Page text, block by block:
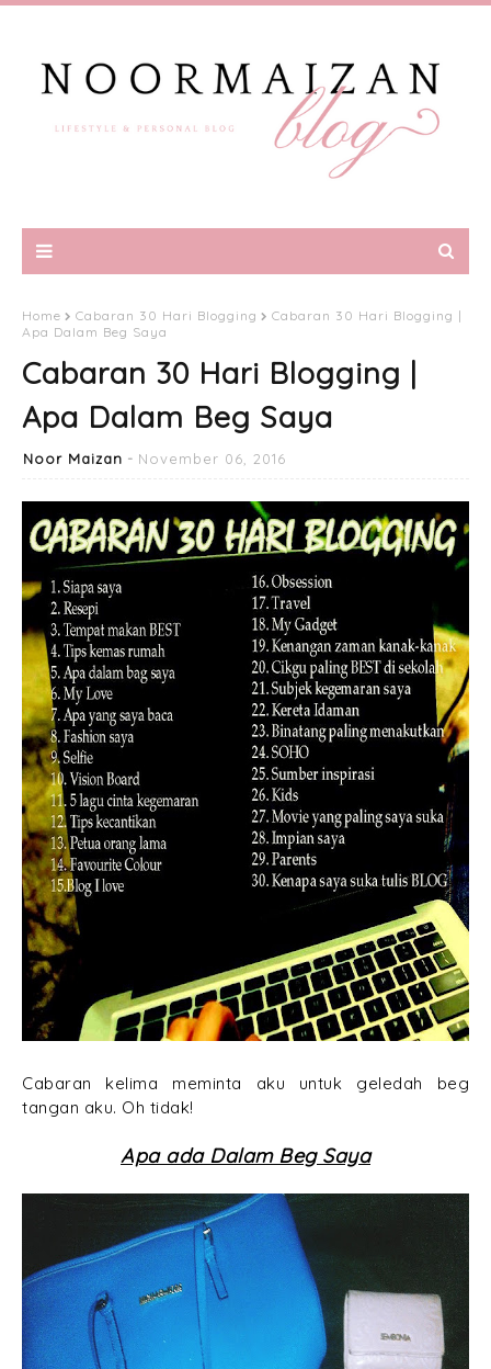
Home Cabaran 30 Hari Blogging
Cabaran 30 Hari Blogging |
Apa Dalam Beg Saya
Cabaran 30 Hari Blogging |
Apa Dalam Beg Saya
Noor Maizan November 06, 2016
Cabaran kelima meminta aku untuk geledah beg
tangan aku. Oh tidak!
Apa ada Dalam Beg Saya